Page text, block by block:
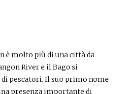
è molto più di una città da
River e il Bago si
pescatori. Il suo primo nome
presenza importante di